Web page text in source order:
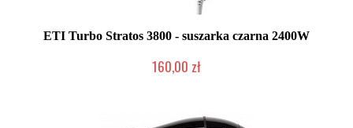
ETI Turbo Stratos 3800 - suszarka czarna 2400W
160,00 zł